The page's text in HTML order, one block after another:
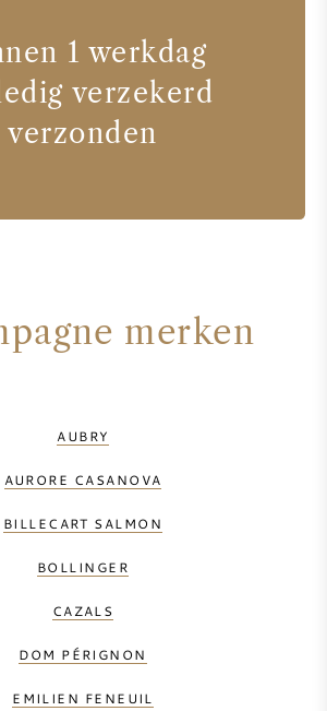
1 werkdag
verzekerd
verzonden
merken
AUBRY
AURORE CASANOVA
BILLECART SALMON
BOLLINGER
CAZALS
DOM PÉRIGNON
EMILIEN FENEUIL